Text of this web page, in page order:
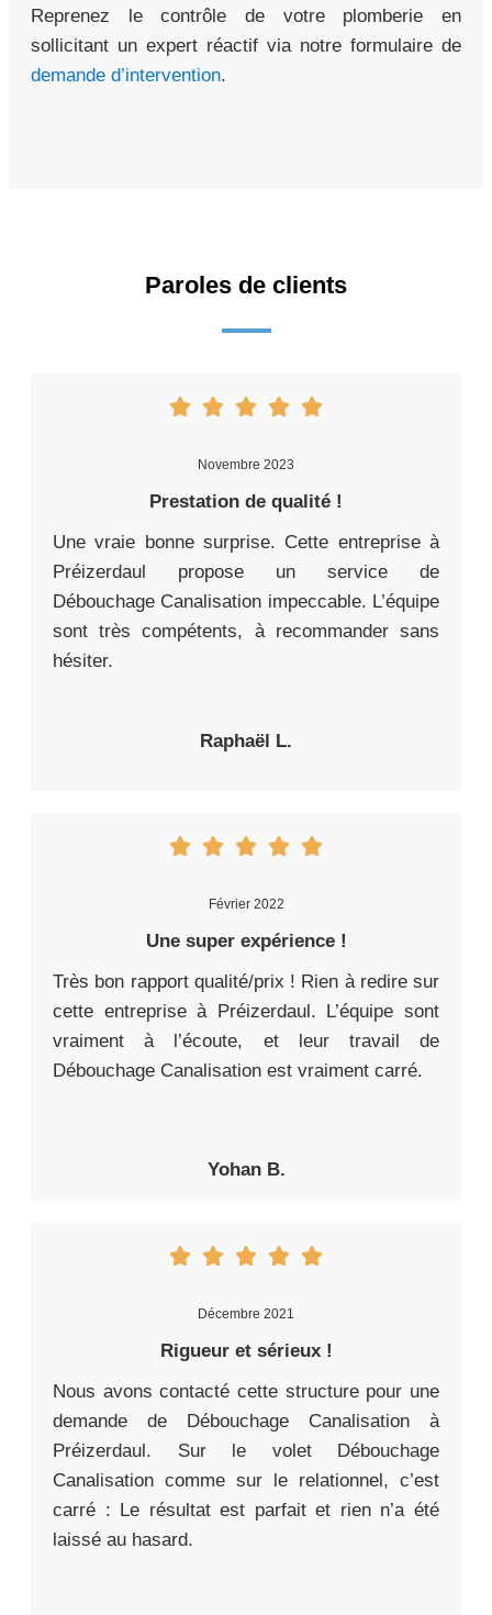
Reprenez le contrôle de votre plomberie en
sollicitant un expert réactif via notre formulaire de
demande d’intervention.
Paroles de clients
Novembre 2023
Prestation de qualité !
Une vraie bonne surprise. Cette entreprise à
Préizerdaul propose un service de
Débouchage Canalisation impeccable. L’équipe
sont très compétents, à recommander sans
hésiter.
Raphaël L.
Février 2022
Une super expérience !
Très bon rapport qualité/prix ! Rien à redire sur
cette entreprise à Préizerdaul. L’équipe sont
vraiment à l’écoute, et leur travail de
Débouchage Canalisation est vraiment carré.
Yohan B.
Décembre 2021
Rigueur et sérieux !
Nous avons contacté cette structure pour une
demande de Débouchage Canalisation à
Préizerdaul. Sur le volet Débouchage
Canalisation comme sur le relationnel, c’est
carré : Le résultat est parfait et rien n’a été
laissé au hasard.